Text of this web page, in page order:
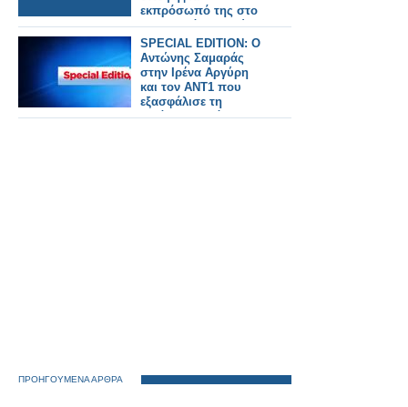
εκπρόσωπό της στο
διοικητικό συμβούλιο
του ΟΣΕ
SPECIAL EDITION: O
Αντώνης Σαμαράς
στην Ιρένα Αργύρη
και τον ΑΝΤ1 που
εξασφάλισε τη
μετάδοση - Πότε θα
ΠΡΟΗΓΟΥΜΕΝΑ ΑΡΘΡΑ